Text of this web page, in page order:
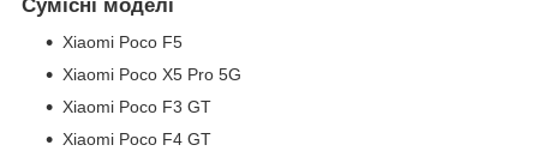
Сумісні моделі
Xiaomi Poco F5
Xiaomi Poco X5 Pro 5G
Xiaomi Poco F3 GT
Xiaomi Poco F4 GT